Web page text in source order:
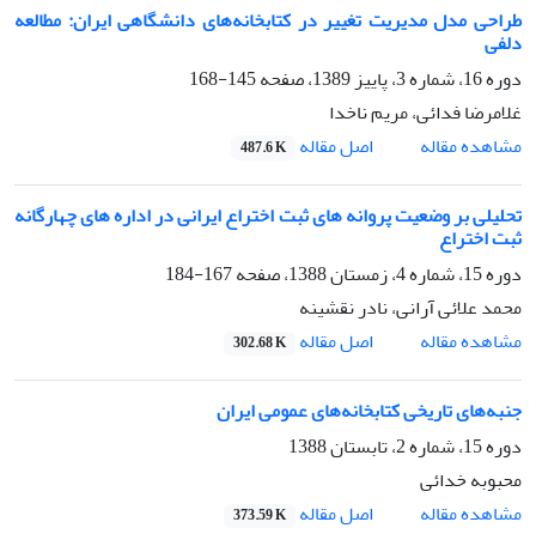
طراحی مدل مدیریت تغییر در کتابخانه‌های دانشگاهی ایران: مطالعه
دلفی
دوره 16، شماره 3، پاییز 1389، صفحه
145-168
غلامرضا فدائی، مریم ناخدا
مشاهده مقاله
اصل مقاله 487.6 K
تحلیلی بر وضعیت پروانه‌ های ثبت اختراع ایرانی در اداره های چهار‌گانه
ثبت اختراع
دوره 15، شماره 4، زمستان 1388، صفحه
167-184
محمد علائی آرانی، نادر نقشینه
مشاهده مقاله
اصل مقاله 302.68 K
جنبه‌های تاریخی کتابخانه‌های عمومی ایران
دوره 15، شماره 2، تابستان 1388
محبوبه خدائی
مشاهده مقاله
اصل مقاله 373.59 K